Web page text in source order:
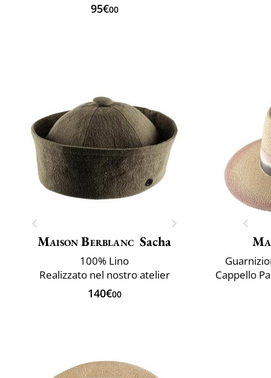
95€00
Maison Berblanc Sacha
100% Lino
Realizzato nel nostro atelier
140€00